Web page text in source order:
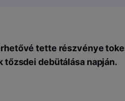
tette részvénye
debütálása napján.